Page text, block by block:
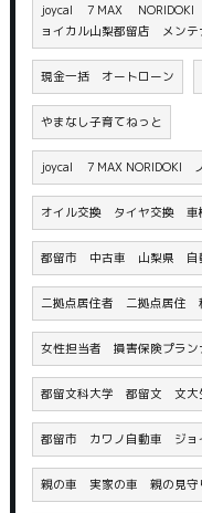
joycal ７MAX
ョイカル山梨都留店 メンテ
現金一括 オートローン
やまなし子育てねっと
joycal ７MAX NORIDOKI
オイル交換 タイヤ交換 車
都留市 中古車 山梨県 自
二拠点居住者 二拠点居
女性担当者 損害保険プラン
都留文科大学 都留文 文
都留市 カワノ自動車 ジョ
親の車 実家の車 親の見